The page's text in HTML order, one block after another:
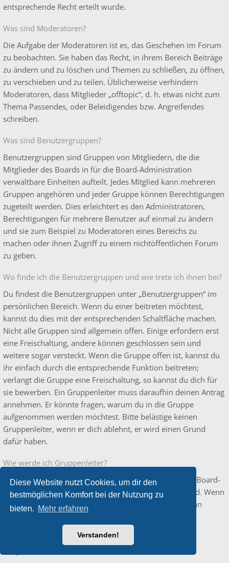
Diese Website nutzt Cookies, um dir den
bestmöglichen Komfort bei der Nutzung zu
bieten. Mehr erfahren
Verstanden!
entsprechende Recht erteilt wurde.
Was sind Moderatoren?
Die Aufgabe der Moderatoren ist es, das Geschehen im Forum
zu beobachten. Sie haben das Recht, in ihrem Bereich Beiträge
zu ändern und zu löschen und Themen zu schließen, zu öffnen,
zu verschieben und zu teilen. Üblicherweise verhindern
Moderatoren, dass Mitglieder „offtopic“, d. h. etwas nicht zum
Thema Passendes, oder Beleidigendes bzw. Angreifendes
schreiben.
Was sind Benutzergruppen?
Benutzergruppen sind Gruppen von Mitgliedern, die die
Mitglieder des Boards in für die Board-Administration
verwaltbare Einheiten aufteilt. Jedes Mitglied kann mehreren
Gruppen angehören und jeder Gruppe können Berechtigungen
zugeteilt werden. Dies erleichtert es den Administratoren,
Berechtigungen für mehrere Benutzer auf einmal zu ändern
und sie zum Beispiel zu Moderatoren eines Bereichs zu
machen oder ihnen Zugriff zu einem nichtöffentlichen Forum
zu geben.
Wo finde ich die Benutzergruppen und wie trete ich ihnen bei?
Du findest die Benutzergruppen unter „Benutzergruppen“ im
persönlichen Bereich. Wenn du einer beitreten möchtest,
kannst du dies mit der entsprechenden Schaltfläche machen.
Nicht alle Gruppen sind allgemein offen. Einige erfordern erst
eine Freischaltung, andere können geschlossen sein und
weitere sogar versteckt. Wenn die Gruppe offen ist, kannst du
ihr einfach durch die entsprechende Funktion beitreten;
verlangt die Gruppe eine Freischaltung, so kannst du dich für
sie bewerben. Ein Gruppenleiter muss daraufhin deinen Antrag
annehmen. Er könnte fragen, warum du in die Gruppe
aufgenommen werden möchtest. Bitte belästige keinen
Gruppenleiter, wenn er dich ablehnt, er wird einen Grund
dafür haben.
Wie werde ich Gruppenleiter?
Der Leiter einer Gruppe wird normalerweise durch die Board-
Administration festgelegt, wenn die Gruppe erstellt wird. Wenn
du eine eigene Benutzergruppe erstellen möchtest, dann
Weshalb werden verschiedene Benutzergruppen farbig